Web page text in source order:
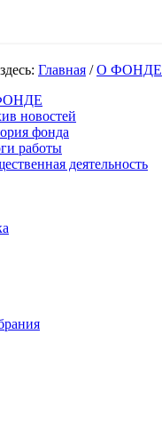
Главная /О ФОНДЕ
новостей
фонда
работы
деятельность